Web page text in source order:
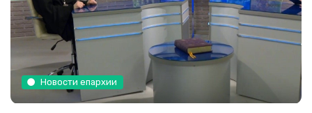
Новости епархии